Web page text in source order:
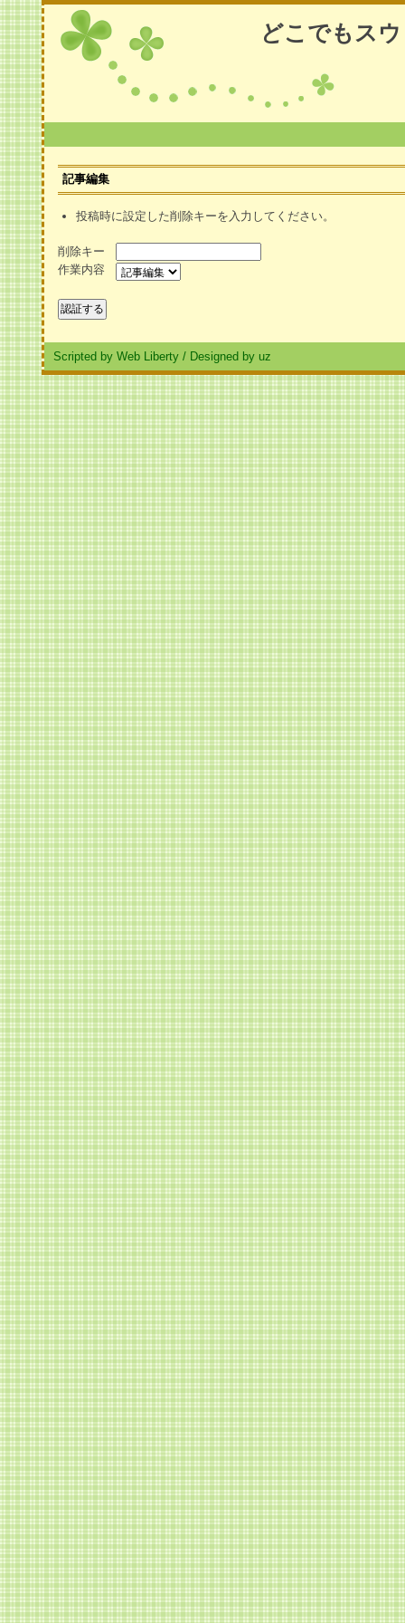
どこでもス
記事編集
投稿時に設定した削除キーを入力してください。
削除キー
作業内容
Scripted by Web Liberty / Designed by uz